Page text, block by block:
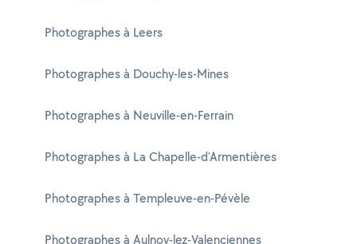
Photographes à Leers
Photographes à Douchy-les-Mines
Photographes à Neuville-en-Ferrain
Photographes à La Chapelle-d'Armentières
Photographes à Templeuve-en-Pévèle
Photographes à Aulnoy-lez-Valenciennes